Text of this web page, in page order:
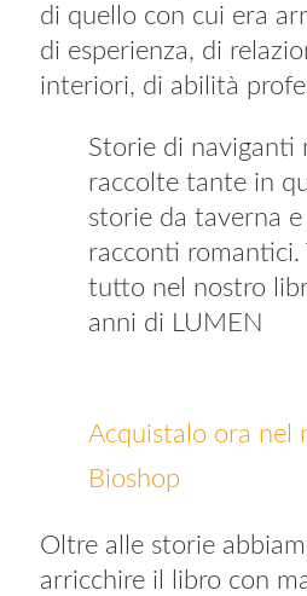
di quello con cui era
di esperienza, di
interiori, di abilità
Storie di naviganti
raccolte tante in
storie da taverna
racconti romantici.
tutto nel nostro
anni di LUMEN
Acquistalo ora nel
Bioshop
Oltre alle storie
arricchire il libro con